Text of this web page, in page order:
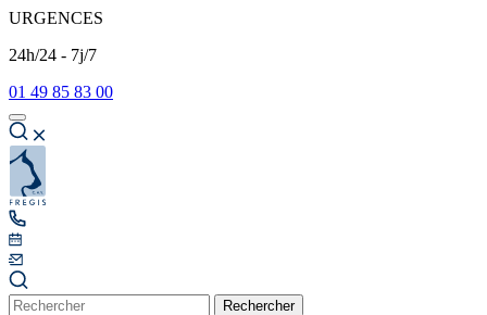
URGENCES
24h/24 - 7j/7
01 49 85 83 00
Rechercher